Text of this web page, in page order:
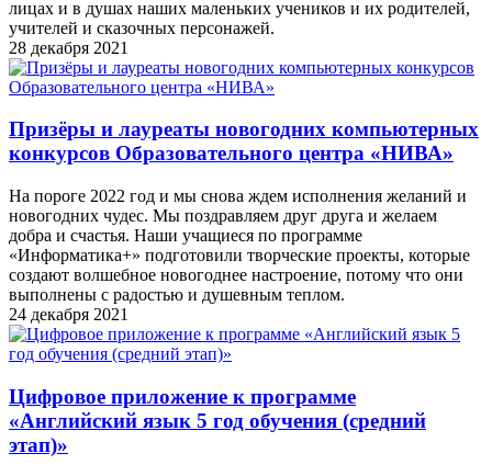
лицах и в душах наших маленьких учеников и их родителей,
учителей и сказочных персонажей.
28 декабря 2021
Призёры и лауреаты новогодних компьютерных
конкурсов Образовательного центра «НИВА»
На пороге 2022 год и мы снова ждем исполнения желаний и
новогодних чудес. Мы поздравляем друг друга и желаем
добра и счастья. Наши учащиеся по программе
«Информатика+» подготовили творческие проекты, которые
создают волшебное новогоднее настроение, потому что они
выполнены с радостью и душевным теплом.
24 декабря 2021
Цифровое приложение к программе
«Английский язык 5 год обучения (средний
этап)»